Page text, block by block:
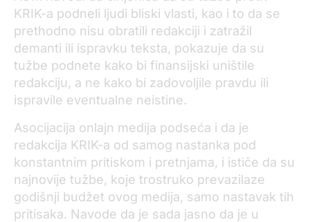
KRIK-a podneli ljudi bliski vlasti, kao i to da se
prethodno nisu obratili redakciji i zatražil
demanti ili ispravku teksta, pokazuje da su
tužbe podnete kako bi finansijski uništile
redakciju, a ne kako bi zadovoljile pravdu ili
ispravile eventualne neistine.
Asocijacija onlajn medija podseća i da je
redakcija KRIK-a od samog nastanka pod
konstantnim pritiskom i pretnjama, i ističe da su
najnovije tužbe, koje trostruko prevazilaze
godišnji budžet ovog medija, samo nastavak tih
pritisaka. Navode da je sada jasno da je u